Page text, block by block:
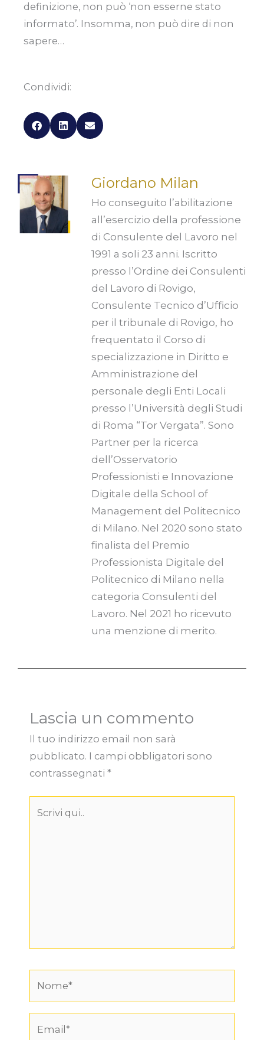
definizione, non può ‘non esserne stato
informato’. Insomma, non può dire di non
sapere…
Condividi:
Giordano Milan
Ho conseguito l’abilitazione
all’esercizio della professione
di Consulente del Lavoro nel
1991 a soli 23 anni. Iscritto
presso l’Ordine dei Consulenti
del Lavoro di Rovigo,
Consulente Tecnico d’Ufficio
per il tribunale di Rovigo, ho
frequentato il Corso di
specializzazione in Diritto e
Amministrazione del
personale degli Enti Locali
presso l’Università degli Studi
di Roma “Tor Vergata”. Sono
Partner per la ricerca
dell’Osservatorio
Professionisti e Innovazione
Digitale della School of
Management del Politecnico
di Milano. Nel 2020 sono stato
finalista del Premio
Professionista Digitale del
Politecnico di Milano nella
categoria Consulenti del
Lavoro. Nel 2021 ho ricevuto
una menzione di merito.
Lascia un commento
Il tuo indirizzo email non sarà
pubblicato. I campi obbligatori sono
contrassegnati *